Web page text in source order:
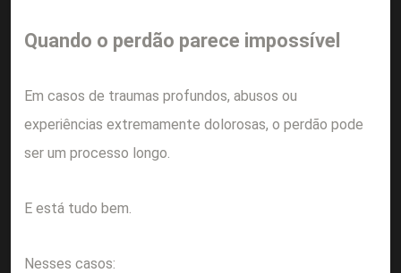
Quando o perdão parece impossível
Em casos de traumas profundos, abusos ou
experiências extremamente dolorosas, o perdão pode
ser um processo longo.
E está tudo bem.
Nesses casos: